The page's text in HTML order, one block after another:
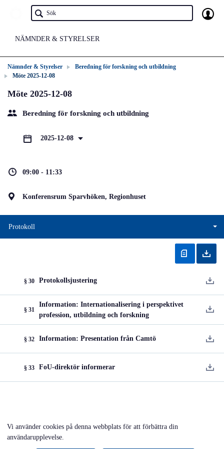
NÄMNDER & STYRELSER
Nämnder & Styrelser
Beredning för forskning och utbildning
Möte 2025-12-08
Möte 2025-12-08
Beredning för forskning och utbildning
2025-12-08
09:00 - 11:33
Konferensrum Sparvhöken, Regionhuset
Protokoll
§ 30 Protokollsjustering
§ 31
Information: Internationalisering i perspektivet
profession, utbildning och forskning
§ 32 Information: Presentation från Camtö
§ 33 FoU-direktör informerar
Vi använder cookies på denna webbplats för att förbättra din
användarupplevelse.